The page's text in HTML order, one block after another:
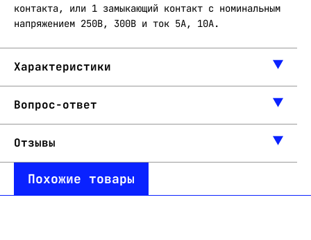
контакта, или 1 замыкающий контакт с номинальным
напряжением 250В, 300В и ток 5А, 10А.
Характеристики
Вопрос-ответ
Отзывы
Похожие товары